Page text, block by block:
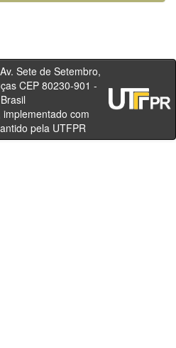
de Setembro,
CEP 80230-901 -
PR - Brasil
implementado com
pela UTFPR